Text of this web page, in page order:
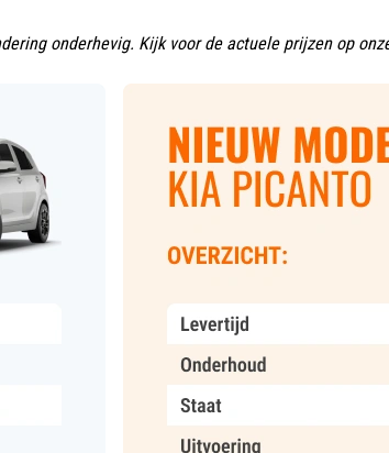
onderhevig. Kijk voor de actuele prijzen op